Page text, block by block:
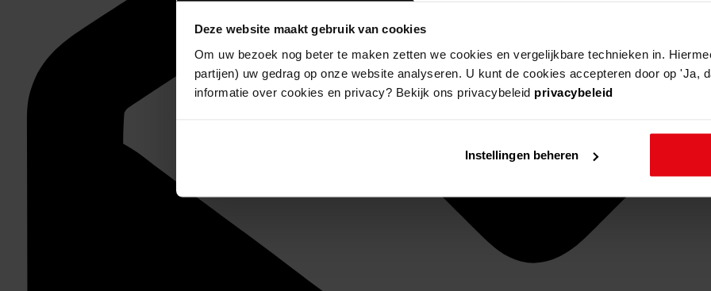
Deze website maakt gebruik van cookies
Om uw bezoek nog beter te maken zetten we cookies en vergelijkbare technieken in.
partijen) uw gedrag op onze website analyseren. U kunt de cookies accepteren door op 'Ja,
informatie over cookies en privacy? Bekijk ons privacybeleid privacybeleid
Instellingen beheren